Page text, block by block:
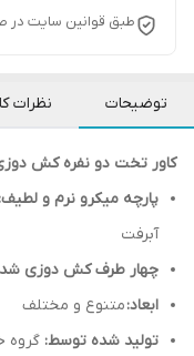
طبق قوانین سایت در
توضیحات نظرات
کاور تخت دو نفره کش
پارچه میکرو نرم و لطیف:
آبرفت
چهار طرف کش دوزی
ابعاد:متنوع و مختلف
تولید شده توسط: گروه